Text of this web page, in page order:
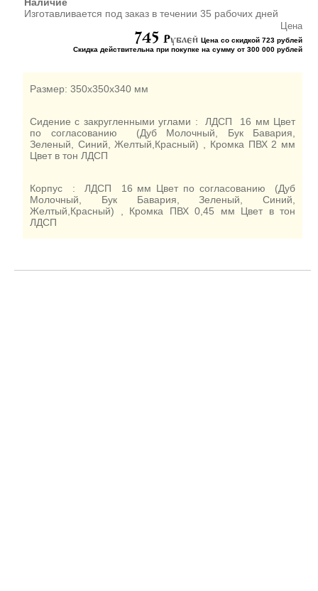
ОФИСОВ (59)
КРОВАТИ ДЛЯ ДЕТСКОГО
МАТРАСЫ ДЛЯ ДЕТСКИХ
СТОЛЫ ДЛЯ ДЕТСКОГО
САДА (65)
СТУЛЬЯ И СКАМЕЙКИ ДЛЯ
ДЕТСКОГО САДА (34)
ШКАФЫ В РАЗДЕВАЛКУ
ДЛЯ ДЕТСКОГО САДА (39)
И ГОРШКОВ (32)
СТЕЛЛАЖИ И СТЕНКИ
(43)
СПОРТ (10)
Изготавливается под заказ в течении 35 рабочих дней
Цена
745 Pублей Цена со скидкой 723 рублей
Скидка действительна при покупке на сумму от 300 000 рублей
Размер: 350х350х340 мм
Сидение с закругленными углами : ЛДСП 16 мм Цвет
по согласованию (Дуб Молочный, Бук Бавария,
Зеленый, Синий, Желтый,Красный) , Кромка ПВХ 2 мм
Цвет в тон ЛДСП
Корпус : ЛДСП 16 мм Цвет по согласованию (Дуб
Молочный, Бук Бавария, Зеленый, Синий,
Желтый,Красный) , Кромка ПВХ 0,45 мм Цвет в тон
ЛДСП